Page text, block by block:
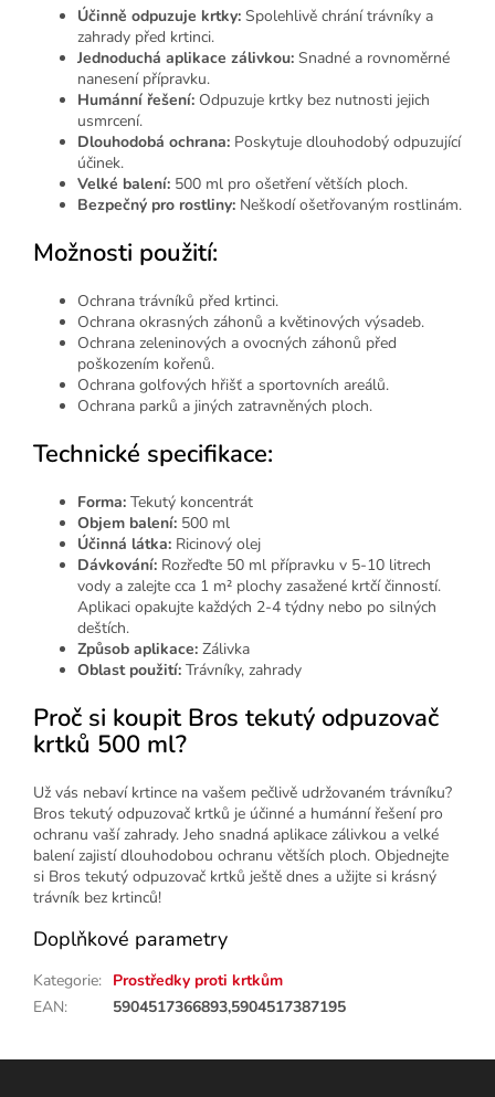
Účinně odpuzuje krtky: Spolehlivě chrání trávníky a
zahrady před krtinci.
Jednoduchá aplikace zálivkou: Snadné a rovnoměrné
nanesení přípravku.
Humánní řešení: Odpuzuje krtky bez nutnosti jejich
usmrcení.
Dlouhodobá ochrana: Poskytuje dlouhodobý odpuzující
účinek.
Velké balení: 500 ml pro ošetření větších ploch.
Bezpečný pro rostliny: Neškodí ošetřovaným rostlinám.
Možnosti použití:
Ochrana trávníků před krtinci.
Ochrana okrasných záhonů a květinových výsadeb.
Ochrana zeleninových a ovocných záhonů před
poškozením kořenů.
Ochrana golfových hřišť a sportovních areálů.
Ochrana parků a jiných zatravněných ploch.
Technické specifikace:
Forma: Tekutý koncentrát
Objem balení: 500 ml
Účinná látka: Ricinový olej
Dávkování: Rozřeďte 50 ml přípravku v 5-10 litrech
vody a zalejte cca 1 m² plochy zasažené krtčí činností.
Aplikaci opakujte každých 2-4 týdny nebo po silných
deštích.
Způsob aplikace: Zálivka
Oblast použití: Trávníky, zahrady
Proč si koupit Bros tekutý odpuzovač
krtků 500 ml?
Už vás nebaví krtince na vašem pečlivě udržovaném trávníku?
Bros tekutý odpuzovač krtků je účinné a humánní řešení pro
ochranu vaší zahrady. Jeho snadná aplikace zálivkou a velké
balení zajistí dlouhodobou ochranu větších ploch. Objednejte
si Bros tekutý odpuzovač krtků ještě dnes a užijte si krásný
trávník bez krtinců!
Doplňkové parametry
Kategorie: Prostředky proti krtkům
EAN: 5904517366893,5904517387195